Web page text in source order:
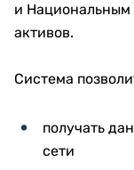
и Национальным
активов.
Система
получать
сети